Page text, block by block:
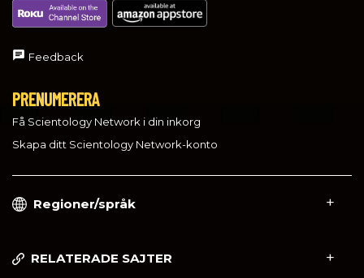
Feedback
PRENUMERERA
Få Scientology Network i din inkorg
Skapa ditt Scientology Network-konto
Regioner/språk
RELATERADE SAJTER